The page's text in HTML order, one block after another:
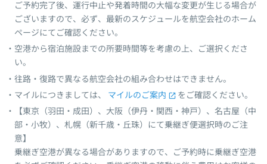
ご予約完了後、運行中止や発着時間の大幅な変更が生じる場合が
ございますので、必ず、最新のスケジュールを航空会社のホーム
ページにてご確認ください。
空港から宿泊施設までの所要時間等を考慮の上、ご選択くださ
い。
往路・復路で異なる航空会社の組み合わせはできません。
マイルにつきましては、
マイルのご案内
をご確認ください。
【東京（羽田・成田）、大阪（伊丹・関西・神戸）、名古屋（中
部・小牧）、札幌（新千歳・丘珠）にて乗継ぎ便選択時のご注
意】
乗継ぎ空港が異なる場合がありますので、ご予約時に乗継ぎ空港